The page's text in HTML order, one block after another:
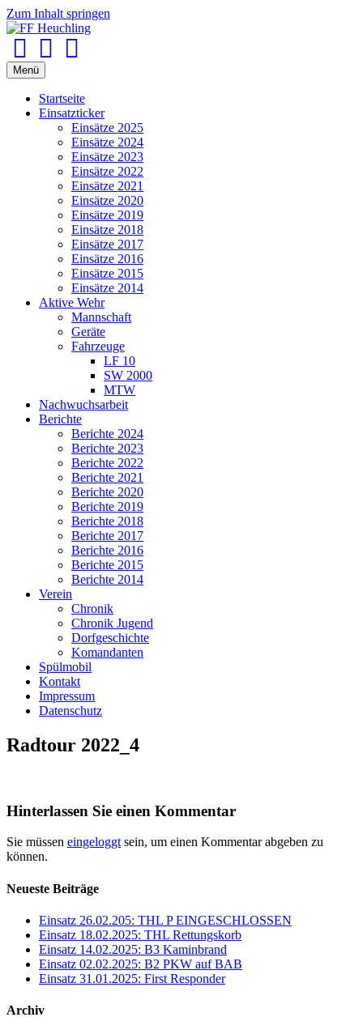
Zum Inhalt springen
Menü
Startseite
Einsatzticker
Einsätze 2025
Einsätze 2024
Einsätze 2023
Einsätze 2022
Einsätze 2021
Einsätze 2020
Einsätze 2019
Einsätze 2018
Einsätze 2017
Einsätze 2016
Einsätze 2015
Einsätze 2014
Aktive Wehr
Mannschaft
Geräte
Fahrzeuge
LF 10
SW 2000
MTW
Nachwuchsarbeit
Berichte
Berichte 2024
Berichte 2023
Berichte 2022
Berichte 2021
Berichte 2020
Berichte 2019
Berichte 2018
Berichte 2017
Berichte 2016
Berichte 2015
Berichte 2014
Verein
Chronik
Chronik Jugend
Dorfgeschichte
Komandanten
Spülmobil
Kontakt
Impressum
Datenschutz
Radtour 2022_4
Hinterlassen Sie einen Kommentar
Sie müssen eingeloggt sein, um einen Kommentar abgeben zu
können.
Neueste Beiträge
Einsatz 26.02.205: THL P EINGESCHLOSSEN
Einsatz 18.02.2025: THL Rettungskorb
Einsatz 14.02.2025: B3 Kaminbrand
Einsatz 02.02.2025: B2 PKW auf BAB
Einsatz 31.01.2025: First Responder
Archiv